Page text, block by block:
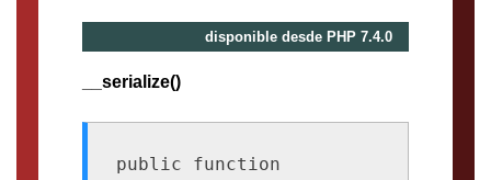
disponible desde PHP 7.4.0
__serialize()
public function